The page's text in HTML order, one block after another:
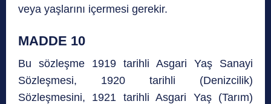
veya yaşlarını içermesi gerekir.
MADDE 10
Bu sözleşme 1919 tarihli Asgari Yaş Sanayi
Sözleşmesi, 1920 tarihli (Denizcilik)
Sözleşmesini, 1921 tarihli Asgari Yaş (Tarım)